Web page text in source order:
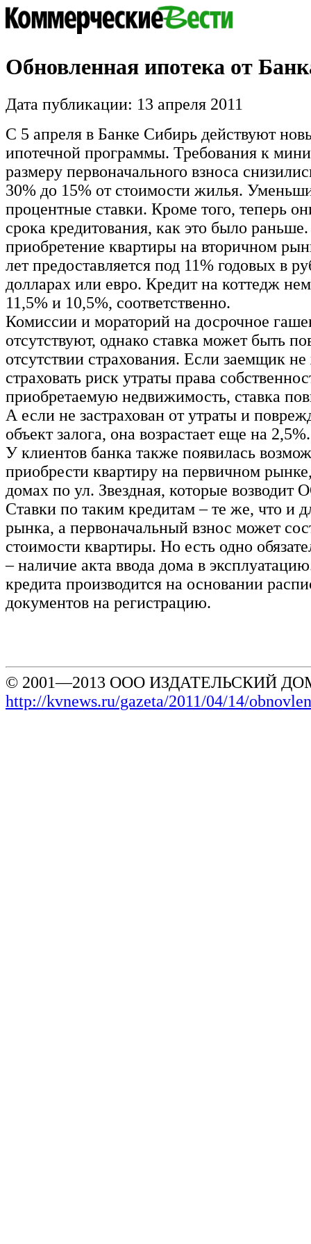
Обновленная ипотека от
Дата публикации: 13 апреля 2011
С 5 апреля в Банке Сибирь действуют
ипотечной программы. Требования к
размеру первоначального взноса
30% до 15% от стоимости жилья.
процентные ставки. Кроме того, теперь
срока кредитования, как это было
приобретение квартиры на вторичном
лет предоставляется под 11% годовых в
долларах или евро. Кредит на коттедж
11,5% и 10,5%, соответственно.
Комиссии и мораторий на досрочное
отсутствуют, однако ставка может быть
отсутствии страхования. Если заемщик
страховать риск утраты права
приобретаемую недвижимость, ставка
А если не застрахован от утраты и
объект залога, она возрастает еще на 2,5%.
У клиентов банка также появилась
приобрести квартиру на первичном
домах по ул. Звездная, которые
Ставки по таким кредитам – те же, что и
рынка, а первоначальный взнос может
стоимости квартиры. Но есть одно
– наличие акта ввода дома в
кредита производится на основании
документов на регистрацию.
© 2001—2013 ООО ИЗДАТЕЛЬСКИЙ
http://kvnews.ru/gazeta/2011/04/14/